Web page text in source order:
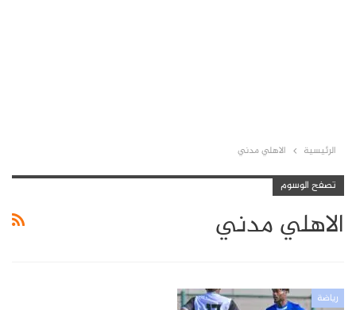
الرئيسية الاهلي مدني
تصفح الوسوم
الاهلي مدني
رياضة